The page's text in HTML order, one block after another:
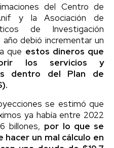
del Centro de
y la Asociación de
de Investigación
debió incrementar un
que estos dineros que
los servicios y
dentro del Plan de
se estimó que
ya había entre 2022
billones, por lo que se
un mal cálculo en